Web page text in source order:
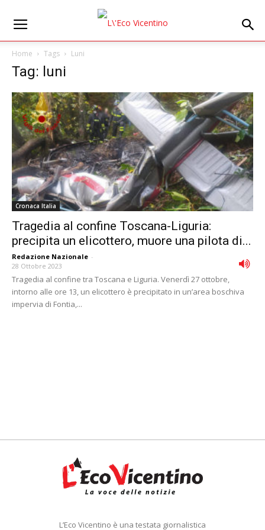
Home Tags Luni
Tag: luni
Cronaca Italia
Tragedia al confine Toscana-Liguria:
precipita un elicottero, muore una pilota di...
Redazione Nazionale -
28 Ottobre 2023
Tragedia al confine tra Toscana e Liguria. Venerdì 27 ottobre,
intorno alle ore 13, un elicottero è precipitato in un’area boschiva
impervia di Fontia,...
L’Eco Vicentino è una testata giornalistica